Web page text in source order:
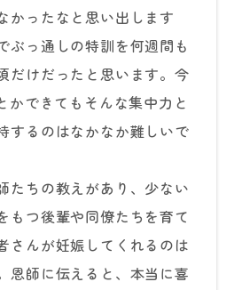
かったなと思い出します
ぶっ通しの特訓を何週間も
だけだったと思います。今
かできてもそんな集中力と
するのはなかなか難しいで
たちの教えがあり、少ない
もつ後輩や同僚たちを育て
さんが妊娠してくれるのは
恩師に伝えると、本当に喜